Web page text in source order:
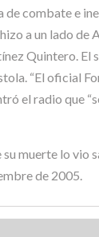
combate e
a un lado de
Quintero.
“El oficial
el radio que
muerte lo vio
de 2005.